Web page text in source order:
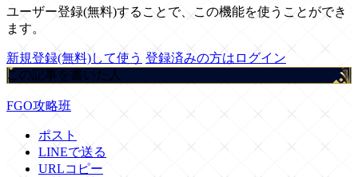
ユーザー登録(無料)することで、この機能を使うことができ
ます。
新規登録(無料)して使う 登録済みの方はログイン
この記事を書いた人
FGO攻略班
ポスト
LINEで送る
URLコピー